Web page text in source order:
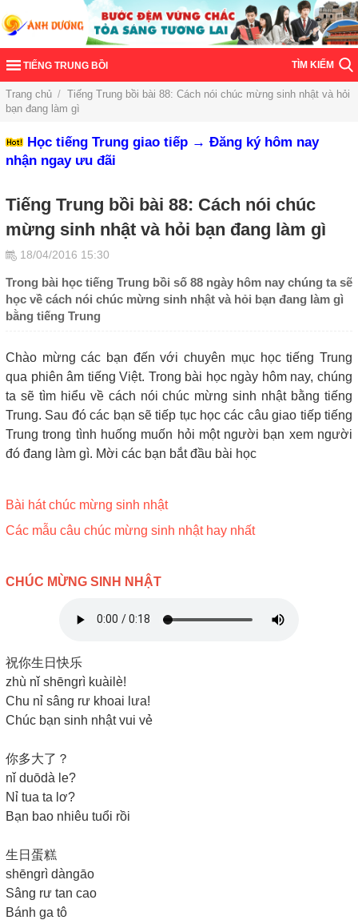
TIẾNG TRUNG BỒI TÌM KIẾM
Trang chủ / Tiếng Trung bồi bài 88: Cách nói chúc mừng sinh nhật và hỏi
bạn đang làm gì
Học tiếng Trung giao tiếp → Đăng ký hôm nay
nhận ngay ưu đãi
Tiếng Trung bồi bài 88: Cách nói chúc
mừng sinh nhật và hỏi bạn đang làm gì
18/04/2016 15:30
Trong bài học tiếng Trung bồi số 88 ngày hôm nay chúng ta sẽ
học về cách nói chúc mừng sinh nhật và hỏi bạn đang làm gì
bằng tiếng Trung
Chào mừng các bạn đến với chuyên mục học tiếng Trung
qua phiên âm tiếng Việt. Trong bài học ngày hôm nay, chúng
ta sẽ tìm hiểu về cách nói chúc mừng sinh nhật bằng tiếng
Trung. Sau đó các bạn sẽ tiếp tục học các câu giao tiếp tiếng
Trung trong tình huống muốn hỏi một người bạn xem người
đó đang làm gì. Mời các bạn bắt đầu bài học
Bài hát chúc mừng sinh nhật
Các mẫu câu chúc mừng sinh nhật hay nhất
CHÚC MỪNG SINH NHẬT
祝你生日快乐
zhù nǐ shēngrì kuàilè!
Chu nỉ sâng rư khoai lưa!
Chúc bạn sinh nhật vui vẻ
你多大了？
nǐ duōdà le?
Nỉ tua ta lơ?
Bạn bao nhiêu tuổi rồi
生日蛋糕
shēngrì dàngāo
Sâng rư tan cao
Bánh ga tô